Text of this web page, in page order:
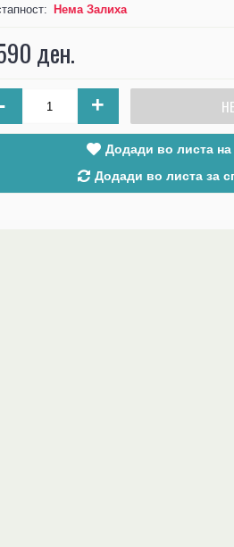
Нема Залиха
ден.
- +
Додади во листа
Додади во листа за